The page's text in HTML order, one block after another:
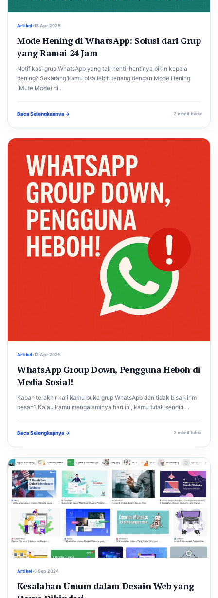
Artikel•13 Apr 2025
Mode Hening di WhatsApp: Solusi dari Grup
yang Ramai 24 Jam
Notifikasi grup WhatsApp yang tak henti-hentinya bikin kepala
pening? Sekarang kamu bisa lebih tenang dengan Mode Hening
(Mute Mode) di...
Baca Selengkapnya → 2 menit baca
Artikel•13 Apr 2025
WhatsApp Group Down, Pengguna Heboh di
Media Sosial!
Kapan terakhir kali kamu buka grup WhatsApp dan tidak bisa kirim
pesan? Kalau kamu mengalaminya hari ini, kamu tidak sendiri....
Baca Selengkapnya → 2 menit baca
Artikel•6 Sep 2024
Kesalahan Umum dalam Desain Web yang